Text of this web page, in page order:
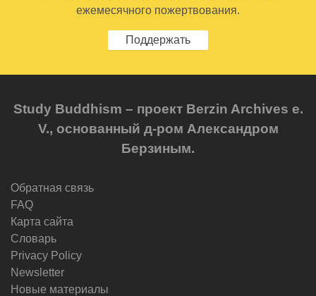
ежемесячного пожертвования.
Поддержать
Study Buddhism – проект Berzin Archives e.
V., основанный д-ром Александром
Берзиным.
Обратная связь
FAQ
Карта сайта
Словарь
Privacy Policy
Newsletter
Новые материалы